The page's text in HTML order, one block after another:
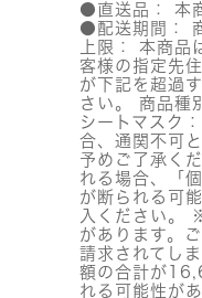
●直送品： 本
●配送期間：
上限： 本商品
客様の指定先
が下記を超過
さい。 商品種
シートマスク
合、通関不可
予めご了承く
れる場合、「
が断られる可
入ください。
があります。
請求されてし
額の合計が
れる可能性が